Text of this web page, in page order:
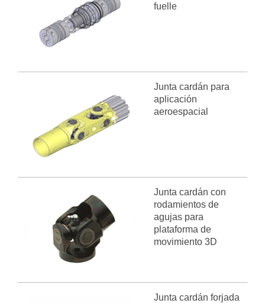
fuelle
Junta cardán para
aplicación
aeroespacial
Junta cardán con
rodamientos de
agujas para
plataforma de
movimiento 3D
Junta cardán forjada